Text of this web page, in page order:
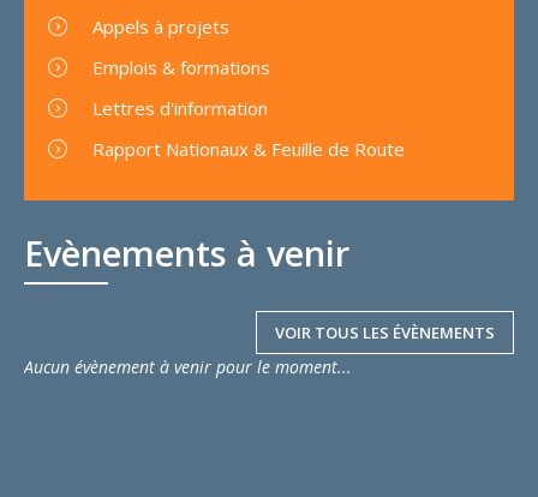
Evènements à venir
VOIR TOUS LES ÉVÈNEMENTS
Aucun évènement à venir pour le moment...
Appels à projets
Emplois & formations
Lettres d'information
Rapport Nationaux & Feuille de Route